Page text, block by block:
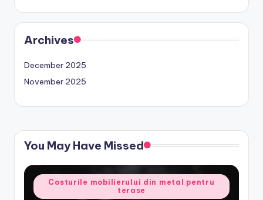
Archives
December 2025
November 2025
You May Have Missed
Posted
in
Costurile mobilierului din metal pentru
terase